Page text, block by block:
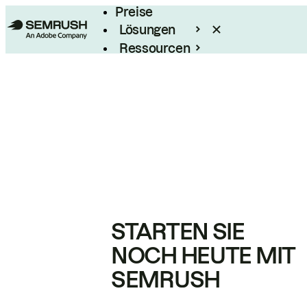
Preise
Lösungen
Ressourcen
STARTEN SIE
NOCH HEUTE MIT
SEMRUSH